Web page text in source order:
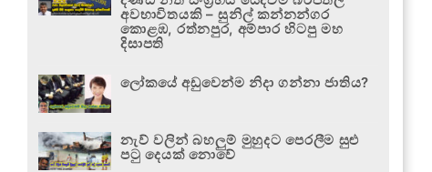
අවභාවිතයකි – සුනිල් කන්නන්ගර
කොළඹ, රත්නපුර, අම්පාර හිටපු මහ
දිසාපති
ලෝකයේ අඩුවෙන්ම නිදා ගන්නා ජාතිය?
නැව් වලින් බහලුම් මුහුදට පෙරලීම සුළු
පටු දෙයක් නොවේ